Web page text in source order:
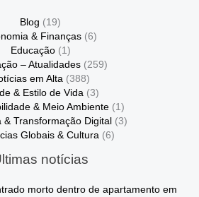
Blog (19)
& Finanças (6)
Educação(1)
– Atualidades (259)
em Alta (388)
& Estilo de Vida (3)
& Meio Ambiente (1)
& Transformação Digital (3)
Globais & Cultura(6)
notícias
morto dentro de apartamento em